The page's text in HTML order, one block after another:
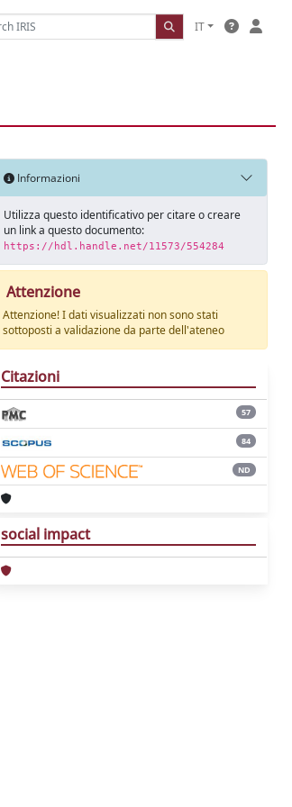
IT
Informazioni
Utilizza questo identificativo per citare o creare
un link a questo documento:
https://hdl.handle.net/11573/554284
Attenzione
Attenzione! I dati visualizzati non sono stati
sottoposti a validazione da parte dell'ateneo
Citazioni
57
84
ND
social impact